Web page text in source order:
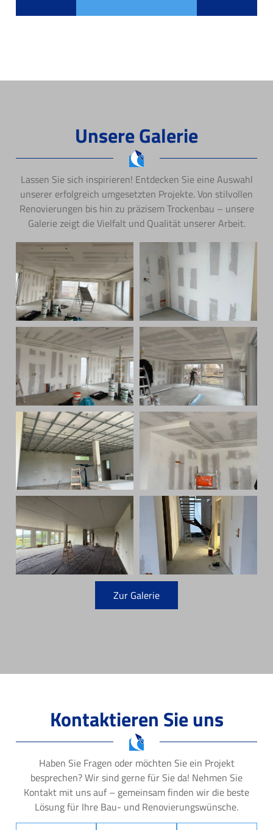
Unsere Galerie
Lassen Sie sich inspirieren! Entdecken Sie eine Auswahl
unserer erfolgreich umgesetzten Projekte. Von stilvollen
Renovierungen bis hin zu präzisem Trockenbau – unsere
Galerie zeigt die Vielfalt und Qualität unserer Arbeit.
Zur Galerie
Kontaktieren Sie uns
Haben Sie Fragen oder möchten Sie ein Projekt
besprechen? Wir sind gerne für Sie da! Nehmen Sie
Kontakt mit uns auf – gemeinsam finden wir die beste
Lösung für Ihre Bau- und Renovierungswünsche.